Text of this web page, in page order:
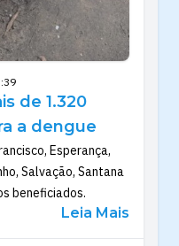
de 1.320
a dengue
Esperança,
Salvação, Santana
beneficiados.
Leia Mais